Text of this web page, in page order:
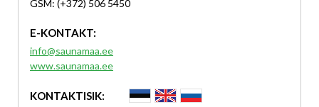
GSM: (+372) 506 5450
E-KONTAKT:
info@saunamaa.ee
www.saunamaa.ee
KONTAKTISIK: